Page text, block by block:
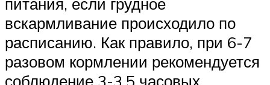
питания, если грудное
вскармливание происходило по
расписанию. Как правило, при 6-7
разовом кормлении рекомендуется
соблюдение 3-3,5 часовых